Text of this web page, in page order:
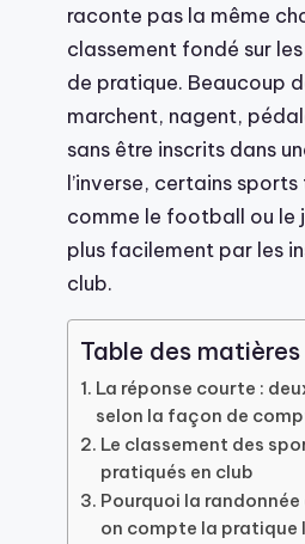
raconte pas la même
classement fondé sur
de pratique. Beaucoup
marchent, nagent,
sans être inscrits dans
l’inverse, certains
comme le football ou le
plus facilement par les
club.
Table des matières
La réponse courte :
selon la façon de
Le classement des
pratiqués en club
Pourquoi la
on compte la pratique